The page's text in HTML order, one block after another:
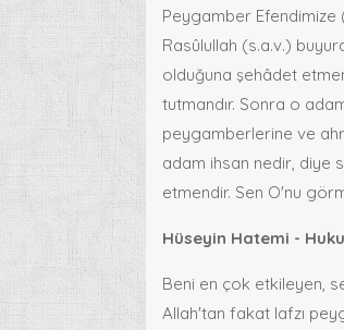
Peygamber Efendimize
Rasûlullah (s.a.v.)
olduğuna şehâdet
tutmandır. Sonra o
peygamberlerine ve
adam ihsan nedir, diye
etmendir. Sen O'nu
Hüseyin Hatemi -
Beni en çok etkileyen,
Allah'tan fakat lafzı